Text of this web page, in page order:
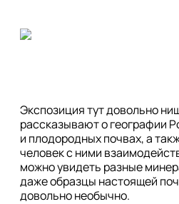
Экспозиция тут довольно
рассказывают о географии
и плодородных почвах, а
человек с ними
можно увидеть разные
даже образцы настоящей
довольно необычно.